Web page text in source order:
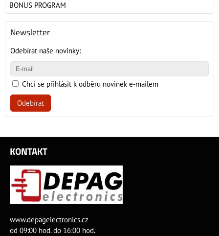
BONUS PROGRAM
Newsletter
Odebírat naše novinky:
Chci se přihlásit k odběru novinek e-mailem
Odebírat
KONTAKT
www.depagelectronics.cz
od 09:00 hod. do 16:00 hod.